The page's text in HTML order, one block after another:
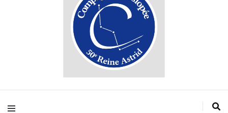
Cassiopée
50ème Unité Reine Astrid